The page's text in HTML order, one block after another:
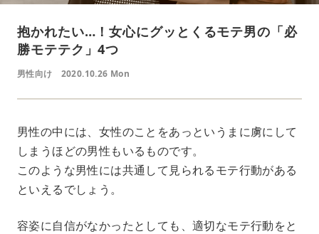
抱かれたい…！女心にグッとくるモテ男の「必
勝モテテク」4つ
男性向け 2020.10.26 Mon
男性の中には、女性のことをあっというまに虜にして
しまうほどの男性もいるものです。
このような男性には共通して見られるモテ行動がある
といえるでしょう。
容姿に自信がなかったとしても、適切なモテ行動をと